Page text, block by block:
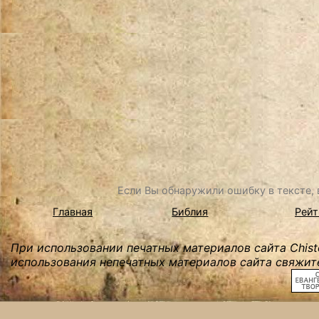
Если Вы обнаружили ошибку в
Главная
Библия
При использовании печатных материалов сайта
использования непечатных материалов сайта